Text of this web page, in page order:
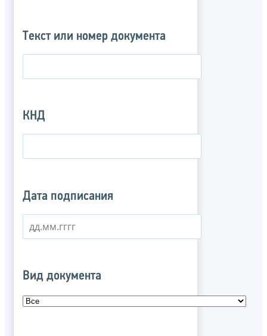
Текст или номер документа
КНД
Дата подписания
Вид документа